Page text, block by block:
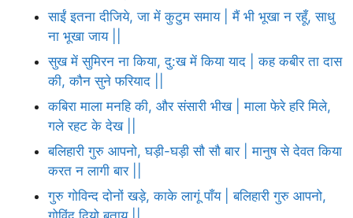
साईं इतना दीजिये, जा में कुटुम समाय | मैं भी भूखा न रहूँ, साधु
ना भूखा जाय ||
सुख में सुमिरन ना किया, दु:ख में किया याद | कह कबीर ता दास
की, कौन सुने फरियाद ||
कबिरा माला मनहि की, और संसारी भीख | माला फेरे हरि मिले,
गले रहट के देख ||
बलिहारी गुरु आपनो, घड़ी-घड़ी सौ सौ बार | मानुष से देवत किया
करत न लागी बार ||
गुरु गोविन्द दोनों खड़े, काके लागूं पाँय | बलिहारी गुरु आपनो,